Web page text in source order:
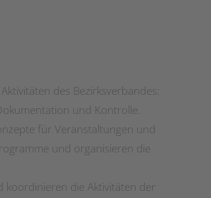
des Bezirksverbandes:
und Kontrolle.
für Veranstaltungen und
und organisieren die
koordinieren die Aktivitäten der